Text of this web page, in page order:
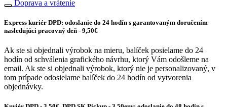
Doprava a vrátenie
Express kuriér DPD: odoslanie do 24 hodín s garantovaným doručením
nasledujúci pracovný deň - 9,50€
Ak ste si objednali výrobok na mieru, balíček posielame do 24
hodín od schválenia grafického návrhu, ktorý Vám odošleme na
email. Ak ste si objednali výrobok, ktorý nie je personalizovaný, v
tom prípade odosielame balíček do 24 hodín od vytvorenia
objednávky.